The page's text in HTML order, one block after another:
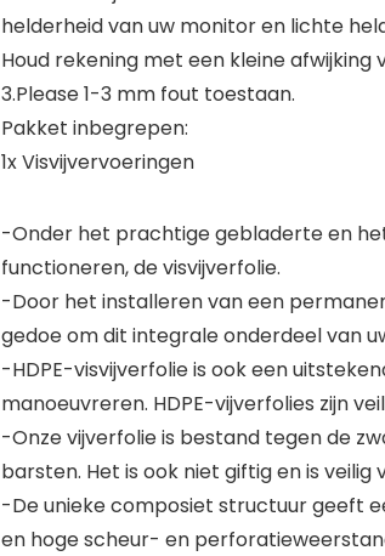
helderheid van uw monitor en lichte
Houd rekening met een kleine afwijking
3.Please 1-3 mm fout toestaan.
Pakket inbegrepen:
1x Visvijvervoeringen
-Onder het prachtige gebladerte en
functioneren, de visvijverfolie.
-Door het installeren van een
gedoe om dit integrale onderdeel van
-HDPE-visvijverfolie is ook een
manoeuvreren. HDPE-vijverfolies zijn
-Onze vijverfolie is bestand tegen de
barsten. Het is ook niet giftig en is
-De unieke composiet structuur geeft
en hoge scheur- en